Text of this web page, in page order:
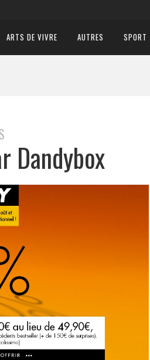
ARTS DE VIVRE AUTRES SPORT
Dandybox